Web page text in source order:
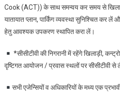
Cook (ACT)) के साथ समन्वय कर समय से
यातायात प्लान, पार्किंग व्यवस्था सुनिश्चित कर
हेतु आवश्यक उपकरण स्थापित करा लें।
*सीसीटीवी की निगरानी में रहेंगे खिलाड़ी,
दृष्टिगत आयोजन / प्रवास स्थलों पर सीसीटीवी
सभी एजेन्सियों व अधिकारियों के मध्य एक